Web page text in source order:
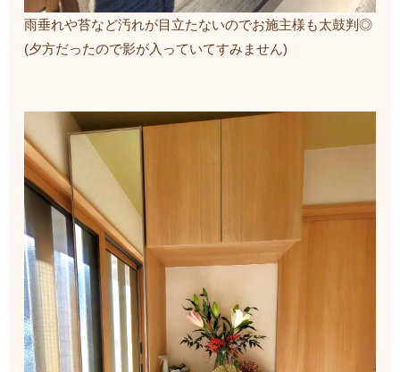
雨垂れや苔など汚れが目立たないのでお施主様も太鼓判◎
(夕方だったので影が入っていてすみません)